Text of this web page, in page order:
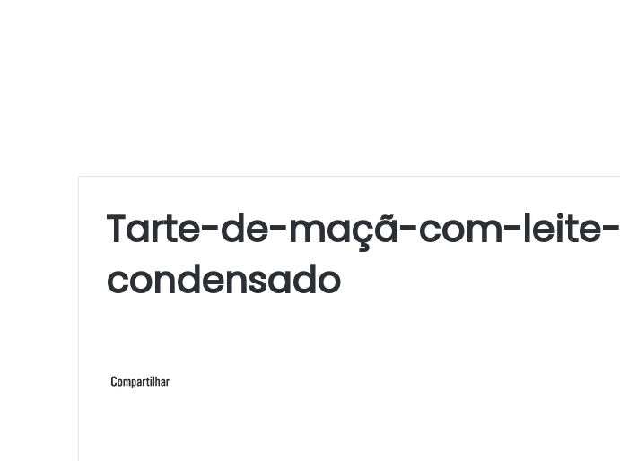
Tarte-de-maçã-com-leite-
condensado